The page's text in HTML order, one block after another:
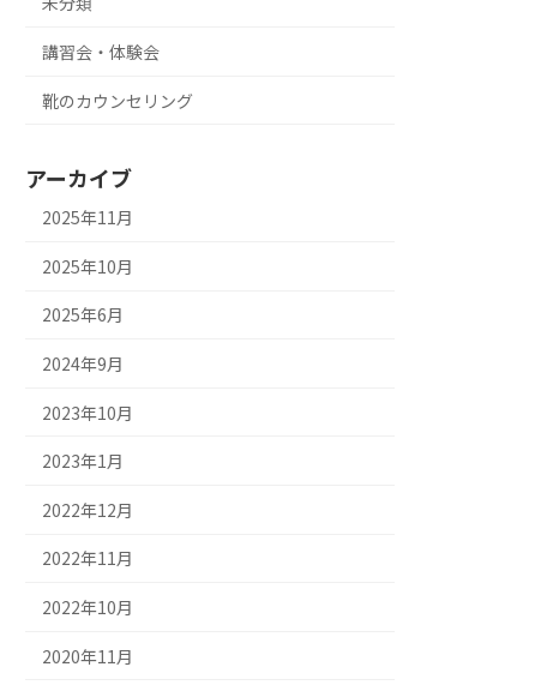
講習会・体験会
靴のカウンセリング
アーカイブ
2025年11月
2025年10月
2025年6月
2024年9月
2023年10月
2023年1月
2022年12月
2022年11月
2022年10月
2020年11月